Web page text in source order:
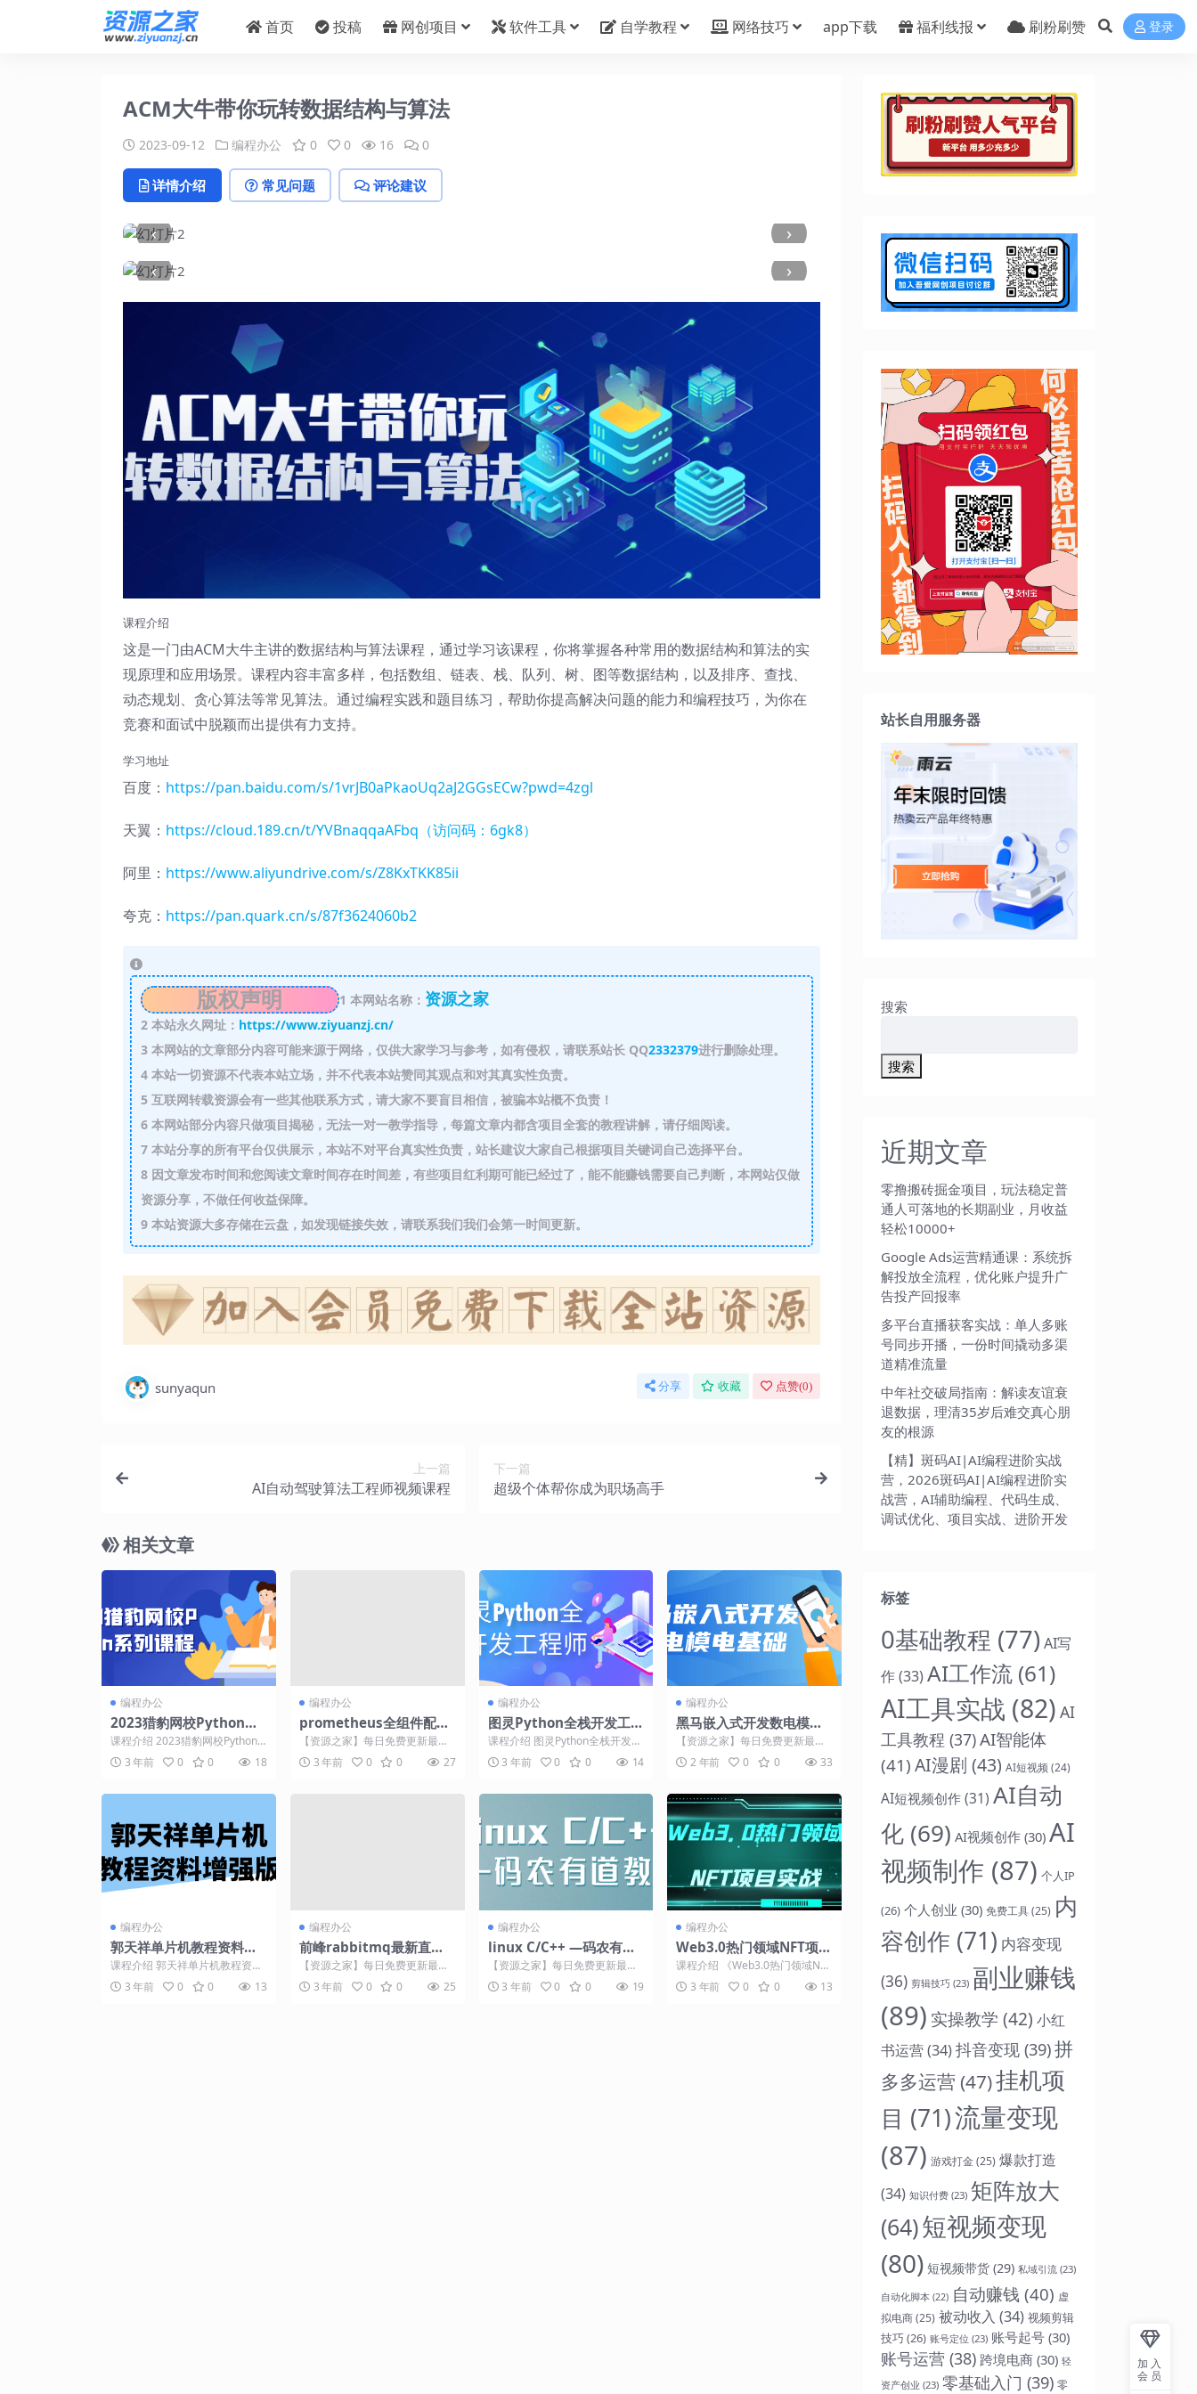
首页 投稿 网创项目 软件工具 自学教程 网络技巧 app下载 福利线报 刷粉刷赞 登录
ACM大牛带你玩转数据结构与算法
2023-09-12 编程办公 0 0 16 0
详情介绍 常见问题 评论建议
‹
›
‹
›
课程介绍
这是一门由ACM大牛主讲的数据结构与算法课程，通过学习该课程，你将掌握各种常用的数据结构和算法的实
现原理和应用场景。课程内容丰富多样，包括数组、链表、栈、队列、树、图等数据结构，以及排序、查找、
动态规划、贪心算法等常见算法。通过编程实践和题目练习，帮助你提高解决问题的能力和编程技巧，为你在
竞赛和面试中脱颖而出提供有力支持。
学习地址
百度： https://pan.baidu.com/s/1vrJB0aPkaoUq2aJ2GGsECw?pwd=4zgl
天翼： https://cloud.189.cn/t/YVBnaqqaAFbq（访问码：6gk8）
阿里： https://www.aliyundrive.com/s/Z8KxTKK85ii
夸克： https://pan.quark.cn/s/87f3624060b2
版权声明 1 本网站名称： 资源之家
2本站永久网址： https://www.ziyuanzj.cn/
3本网站的文章部分内容可能来源于网络，仅供大家学习与参考，如有侵权，请联系站长 QQ2332379进行删除处理。
4本站一切资源不代表本站立场，并不代表本站赞同其观点和对其真实性负责。
5互联网转载资源会有一些其他联系方式，请大家不要盲目相信，被骗本站概不负责！
6本网站部分内容只做项目揭秘，无法一对一教学指导，每篇文章内都含项目全套的教程讲解，请仔细阅读。
7本站分享的所有平台仅供展示，本站不对平台真实性负责，站长建议大家自己根据项目关键词自己选择平台。
8因文章发布时间和您阅读文章时间存在时间差，有些项目红利期可能已经过了，能不能赚钱需要自己判断，本网站仅做
资源分享，不做任何收益保障。
9本站资源大多存储在云盘，如发现链接失效，请联系我们我们会第一时间更新。
sunyaqun 分享 收藏 点赞(0)
上一篇
AI自动驾驶算法工程师视频课程
下一篇
超级个体帮你成为职场高手
相关文章
编程办公
2023猎豹网校Python系
列课程
课程介绍 2023猎豹网校Python
系列课程是面向初学者和有一定
基础的学员设计...
3 年前 0 0 18
编程办公
prometheus全组件配置
调优实战
【资源之家】每日免费更新最热
门的副业项目资源 课程介绍 本课
程将深入介绍Prom...
3 年前 0 0 27
编程办公
图灵Python全栈开发工程
师
课程介绍 图灵Python全栈开发工
程师课程是一门深入学习Python
编程语言和...
3 年前 0 0 14
编程办公
黑马嵌入式开发数电模电
基础
【资源之家】每日免费更新最热
门的副业项目资源 课程介绍 本课
程旨在为学习者提供扎...
2 年前 0 0 33
编程办公
郭天祥单片机教程资料增
强版
课程介绍 郭天祥单片机教程资料
增强版是一门专为学习单片机编
程的学员设计的课程。该...
3 年前 0 0 13
编程办公
前峰rabbitmq最新直播
课涛哥亲讲
【资源之家】每日免费更新最热
门的副业项目资源 课程介绍 涛哥
亲授，深入浅出！本课...
3 年前 0 0 25
编程办公
linux C/C++ —码农有道
教程
【资源之家】每日免费更新最热
门的副业项目资源 课程介绍 《Li
nux C/C++...
3 年前 0 0 19
编程办公
Web3.0热门领域NFT项目
实战
课程介绍 《Web3.0热门领域NFT
项目实战》是一门专注于教授NF
T（非同质化...
3 年前 0 0 13
站长自用服务器
搜索
搜索
近期文章
零撸搬砖掘金项目，玩法稳定普
通人可落地的长期副业，月收益
轻松10000+
Google Ads运营精通课：系统拆
解投放全流程，优化账户提升广
告投产回报率
多平台直播获客实战：单人多账
号同步开播，一份时间撬动多渠
道精准流量
中年社交破局指南：解读友谊衰
退数据，理清35岁后难交真心朋
友的根源
【精】斑码AI|AI编程进阶实战
营，2026斑码AI|AI编程进阶实
战营，AI辅助编程、代码生成、
调试优化、项目实战、进阶开发
标签
0基础教程 (77) AI写
作(33)AI工作流 (61)
AI工具实战 (82) AI
工具教程 (37)AI智能体
(41)AI漫剧 (43) AI短视频(24)
AI短视频创作(31) AI自动
化 (69) AI视频创作 (30) AI
视频制作 (87) 个人IP
(26) 个人创业 (30) 免费工具(25) 内
容创作 (71) 内容变现
(36) 剪辑技巧 (23) 副业赚钱
(89) 实操教学 (42) 小红
书运营(34)抖音变现 (39)拼
多多运营 (47)挂机项
目 (71)流量变现
(87) 游戏打金(25) 爆款打造
(34) 知识付费 (23) 矩阵放大
(64)短视频变现
(80) 短视频带货 (29) 私域引流 (23)
自动化脚本 (22) 自动赚钱 (40) 虚
拟电商(25) 被动收入 (34) 视频剪辑
技巧(26) 账号定位 (23) 账号起号 (30)
账号运营 (38) 跨境电商 (30) 轻
资产创业 (23) 零基础入门 (39) 零
加入
会员